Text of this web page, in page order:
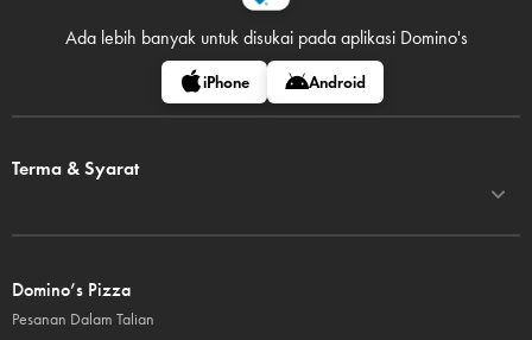
Ada lebih banyak untuk disukai pada aplikasi Domino's
iPhone Android
Terma & Syarat
Domino’s Pizza
Pesanan Dalam Talian